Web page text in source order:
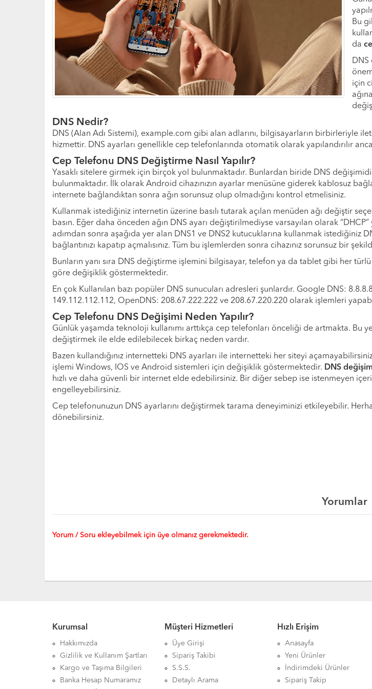
Bu
da
DNS
için
DNS Nedir?
DNS (Alan Adı Sistemi), example.com gibi alan adlarını, bilgisayarların birbirleriyle
hizmettir. DNS ayarları genellikle cep telefonlarında otomatik olarak yapılandırılır
Cep Telefonu DNS Değiştirme Nasıl Yapılır?
Yasaklı sitelere girmek için birçok yol bulunmaktadır. Bunlardan biride DNS
bulunmaktadır. İlk olarak Android cihazınızın ayarlar menüsüne giderek kablosuz
internete bağlandıktan sonra ağın sorunsuz olup olmadığını kontrol etmelisiniz.
Kullanmak istediğiniz internetin üzerine basılı tutarak açılan menüden ağı değiştir
basın. Eğer daha önceden ağın DNS ayarı değiştirilmediyse varsayılan olarak
adımdan sonra aşağıda yer alan DNS1 ve DNS2 kutucuklarına kullanmak istediğiniz
bağlantınızı kapatıp açmalısınız. Tüm bu işlemlerden sonra cihazınız sorunsuz bir
Bunların yanı sıra DNS değiştirme işlemini bilgisayar, telefon ya da tablet gibi her
göre değişiklik göstermektedir.
En çok Kullanılan bazı popüler DNS sunucuları adresleri şunlardır. Google DNS:
149.112.112.112, OpenDNS: 208.67.222.222 ve 208.67.220.220 olarak işlemleri
Cep Telefonu DNS Değişimi Neden Yapılır?
Günlük yaşamda teknoloji kullanımı arttıkça cep telefonları önceliği de artmakta. Bu
değiştirmek ile elde edilebilecek birkaç neden vardır.
Bazen kullandığınız internetteki DNS ayarları ile internetteki her siteyi
işlemi Windows, IOS ve Android sistemleri için değişiklik göstermektedir. DNS
hızlı ve daha güvenli bir internet elde edebilirsiniz. Bir diğer sebep ise istenmeyen
engelleyebilirsiniz.
Cep telefonunuzun DNS ayarlarını değiştirmek tarama deneyiminizi etkileyebilir.
dönebilirsiniz.
Yorumlar
Yorum / Soru ekleyebilmek için üye olmanız gerekmektedir.
Kurumsal
Hakkımızda
Gizlilik ve Kullanım Şartları
Kargo ve Taşıma Bilgileri
Banka Hesap Numaramız
Müşteri Hizmetleri
Üye Girişi
Sipariş Takibi
S.S.S.
Detaylı Arama
Hızlı Erişim
Anasayfa
Yeni Ürünler
İndirimdeki Ürünler
Sipariş Takip